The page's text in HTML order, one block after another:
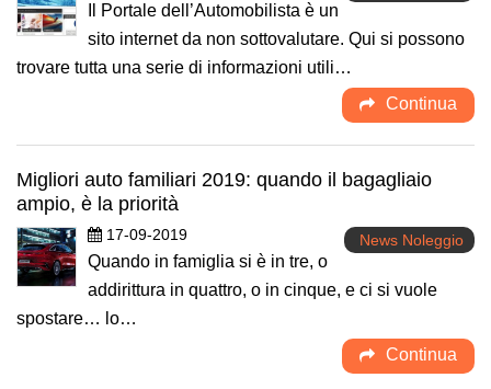
Il Portale dell’Automobilista è un
sito internet da non sottovalutare. Qui si possono
trovare tutta una serie di informazioni utili…
Continua
Migliori auto familiari 2019: quando il bagagliaio
ampio, è la priorità
17-09-2019 News Noleggio
Quando in famiglia si è in tre, o
addirittura in quattro, o in cinque, e ci si vuole
spostare… lo…
Continua